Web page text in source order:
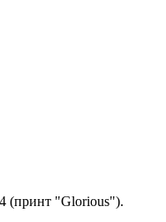
(принт "Glorious").